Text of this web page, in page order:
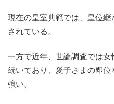
現在の皇室典範では、皇位
されている。
一方で近年、世論調査では
続いており、愛子さまの即
強い。